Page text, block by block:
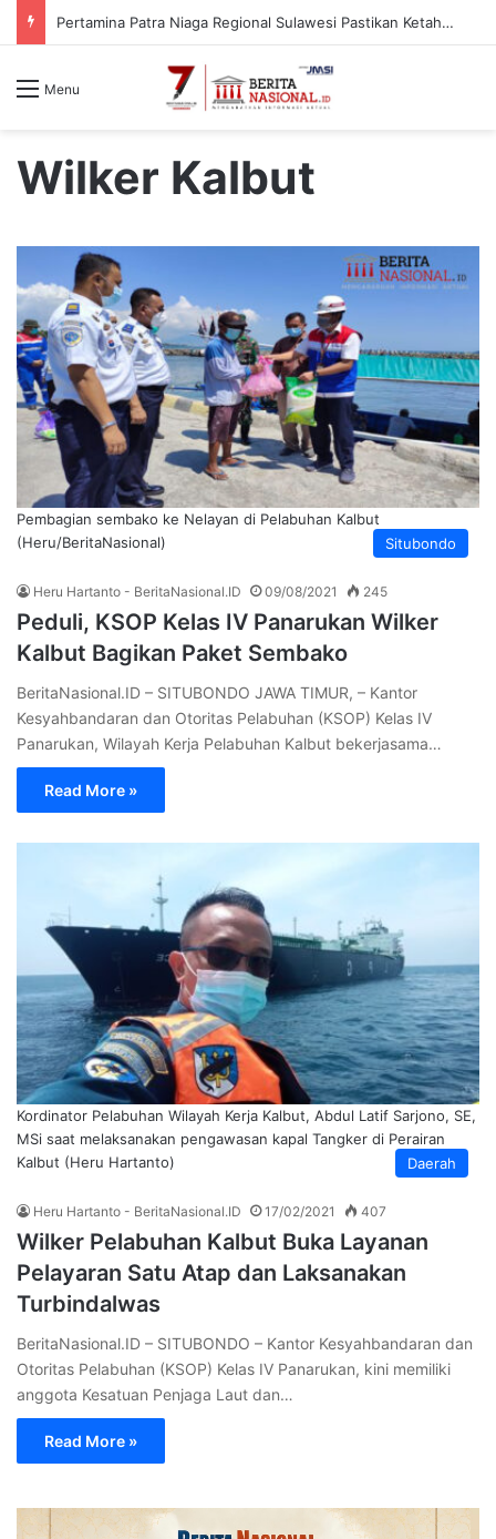
PCNU Akan Berjuang Berdasarkan Nilai dan Tradisi Perjuangan Para Kyai
Menu
Wilker Kalbut
Situbondo
Pembagian sembako ke Nelayan di Pelabuhan Kalbut
(Heru/BeritaNasional)
Heru Hartanto - BeritaNasional.ID 09/08/2021 245
Peduli, KSOP Kelas IV Panarukan Wilker
Kalbut Bagikan Paket Sembako
BeritaNasional.ID – SITUBONDO JAWA TIMUR, – Kantor
Kesyahbandaran dan Otoritas Pelabuhan (KSOP) Kelas IV
Panarukan, Wilayah Kerja Pelabuhan Kalbut bekerjasama…
Read More »
Daerah
Kordinator Pelabuhan Wilayah Kerja Kalbut, Abdul Latif Sarjono, SE,
MSi saat melaksanakan pengawasan kapal Tangker di Perairan
Kalbut (Heru Hartanto)
Heru Hartanto - BeritaNasional.ID 17/02/2021 407
Wilker Pelabuhan Kalbut Buka Layanan
Pelayaran Satu Atap dan Laksanakan
Turbindalwas
BeritaNasional.ID – SITUBONDO – Kantor Kesyahbandaran dan
Otoritas Pelabuhan (KSOP) Kelas IV Panarukan, kini memiliki
anggota Kesatuan Penjaga Laut dan…
Read More »